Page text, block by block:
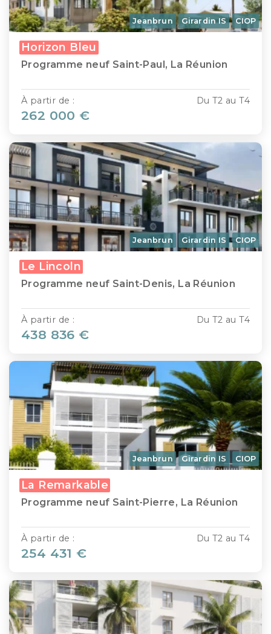
Jeanbrun Girardin IS CIOP
Horizon Bleu
Programme neuf Saint-Paul, La Réunion
Du T2 au T4
À partir de :
262 000 €
Jeanbrun Girardin IS CIOP
Le Lincoln
Programme neuf Saint-Denis, La Réunion
Du T2 au T4
À partir de :
438 836 €
Jeanbrun Girardin IS CIOP
La Remarkable
Programme neuf Saint-Pierre, La Réunion
Du T2 au T4
À partir de :
254 431 €